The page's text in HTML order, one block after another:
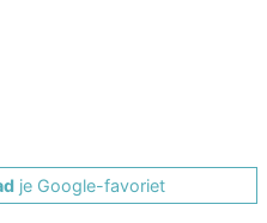
je Google-favoriet